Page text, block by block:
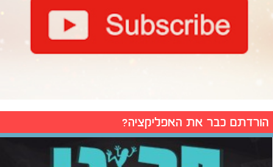
הורדתם כבר את האפליקציה?